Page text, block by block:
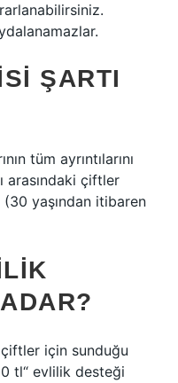
ŞARTI
tüm ayrıntılarını
arasındaki çiftler
yaşından itibaren
için sunduğu
tl“ evlilik desteği